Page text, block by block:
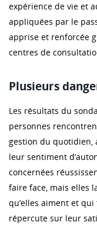
expérience de vie et
appliquées par le
apprise et renforcée
centres de
Plusieurs
Les résultats du
personnes
gestion du quotidien,
leur sentiment
concernées
faire face, mais elles
qu’elles aiment et
répercute sur leur